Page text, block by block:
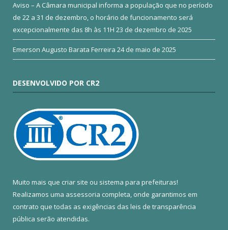
Aviso – A Câmara municipal informa a população que no período
de 22 a 31 de dezembro, o horário de funcionamento será
excepcionalmente das 8h às 11H 23 de dezembro de 2025
Emerson Augusto Barata Ferreira 24 de maio de 2025
DESENVOLVIDO POR CR2
Muito mais que criar site ou sistema para prefeituras!
Realizamos uma assessoria completa, onde garantimos em
contrato que todas as exigências das leis de transparência
pública serão atendidas.